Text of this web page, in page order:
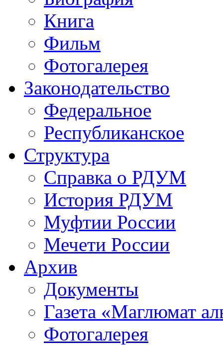
Книга
Фильм
Фотогалерея
Законодательство
Федеральное
Республиканское
Структура
Справка о РДУМ
История РДУМ
Муфтии России
Мечети России
Архив
Документы
Газета «Маглюмат
Фотогалерея